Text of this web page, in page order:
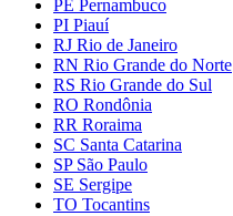
PE Pernambuco
PI Piauí
RJ Rio de Janeiro
RN Rio Grande do Norte
RS Rio Grande do Sul
RO Rondônia
RR Roraima
SC Santa Catarina
SP São Paulo
SE Sergipe
TO Tocantins